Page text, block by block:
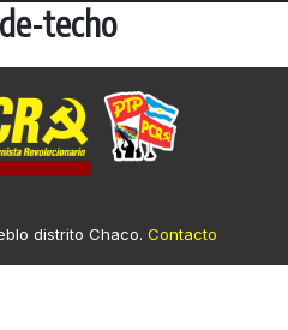
techo
distrito Chaco. Contacto